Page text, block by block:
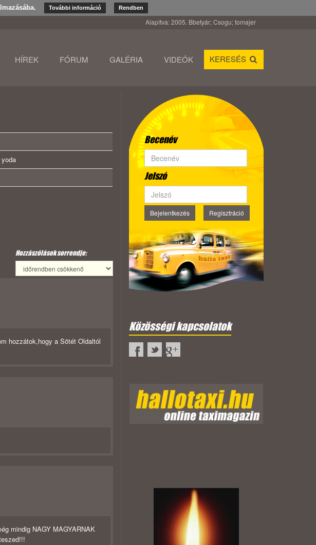
További információ Rendben
Alapítva: 2005. Bbetyár; Csogu; tomajer
HÍREK FÓRUM GALÉRIA VIDEÓK KERESÉS
yoda
Hozzászólások sorrendje:
hozzátok,hogy a Sötét Oldaltól
mindig NAGY MAGYARNAK
Becenév
Jelszó
Bejelentkezés Regisztráció
Közösségi kapcsolatok